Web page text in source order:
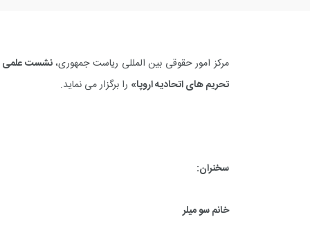
مرکز امور حقوقی بین المللی ریاست جمهوری،نشست علمی
تحریم های اتحادیه اروپا» را برگزار می نماید.
سخنران:
خانم سو میلر